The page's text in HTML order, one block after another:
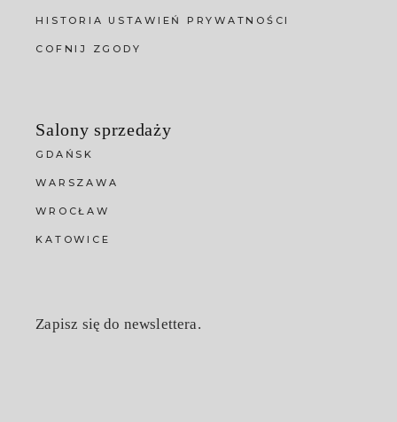
HISTORIA USTAWIEŃ PRYWATNOŚCI
COFNIJ ZGODY
Salony sprzedaży
GDAŃSK
WARSZAWA
WROCŁAW
KATOWICE
Zapisz się do newslettera.